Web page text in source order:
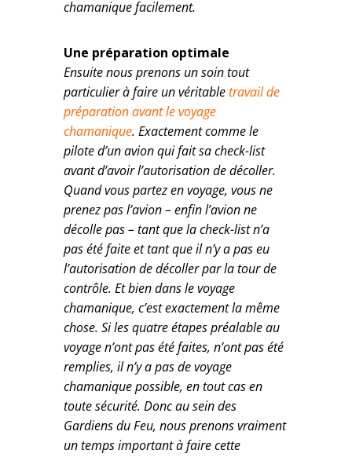
chamanique facilement.
Une préparation optimale
Ensuite nous prenons un soin tout
particulier à faire un véritabletravail de
préparation avant le voyage
chamanique. Exactement comme le
pilote d’un avion qui fait sa check-list
avant d’avoir l’autorisation de décoller.
Quand vous partez en voyage, vous ne
prenez pas l’avion – enfin l’avion ne
décolle pas – tant que la check-list n’a
pas été faite et tant que il n’y a pas eu
l’autorisation de décoller par la tour de
contrôle. Et bien dans le voyage
chamanique, c’est exactement la même
chose. Si les quatre étapes préalable au
voyage n’ont pas été faites, n’ont pas été
remplies, il n’y a pas de voyage
chamanique possible, en tout cas en
toute sécurité. Donc au sein des
Gardiens du Feu, nous prenons vraiment
un temps important à faire cette